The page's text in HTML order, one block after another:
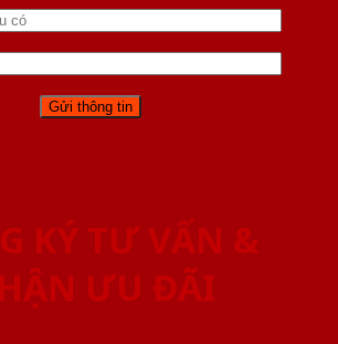
KÝ TƯ VẤN &
ƯU ĐÃI